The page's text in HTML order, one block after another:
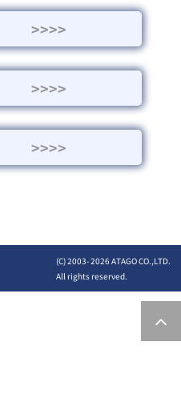
>>>>
>>>>
>>>>
(C) 2003-2026 ATAGO CO.,LTD.
All rights reserved.